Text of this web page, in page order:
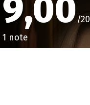
9,00/20
1 note